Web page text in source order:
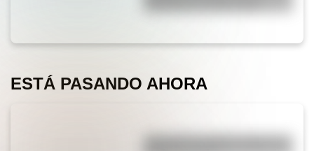
Granaderos de San Martín
ESTÁ PASANDO AHORA
¿Por qué los piratas usaban un